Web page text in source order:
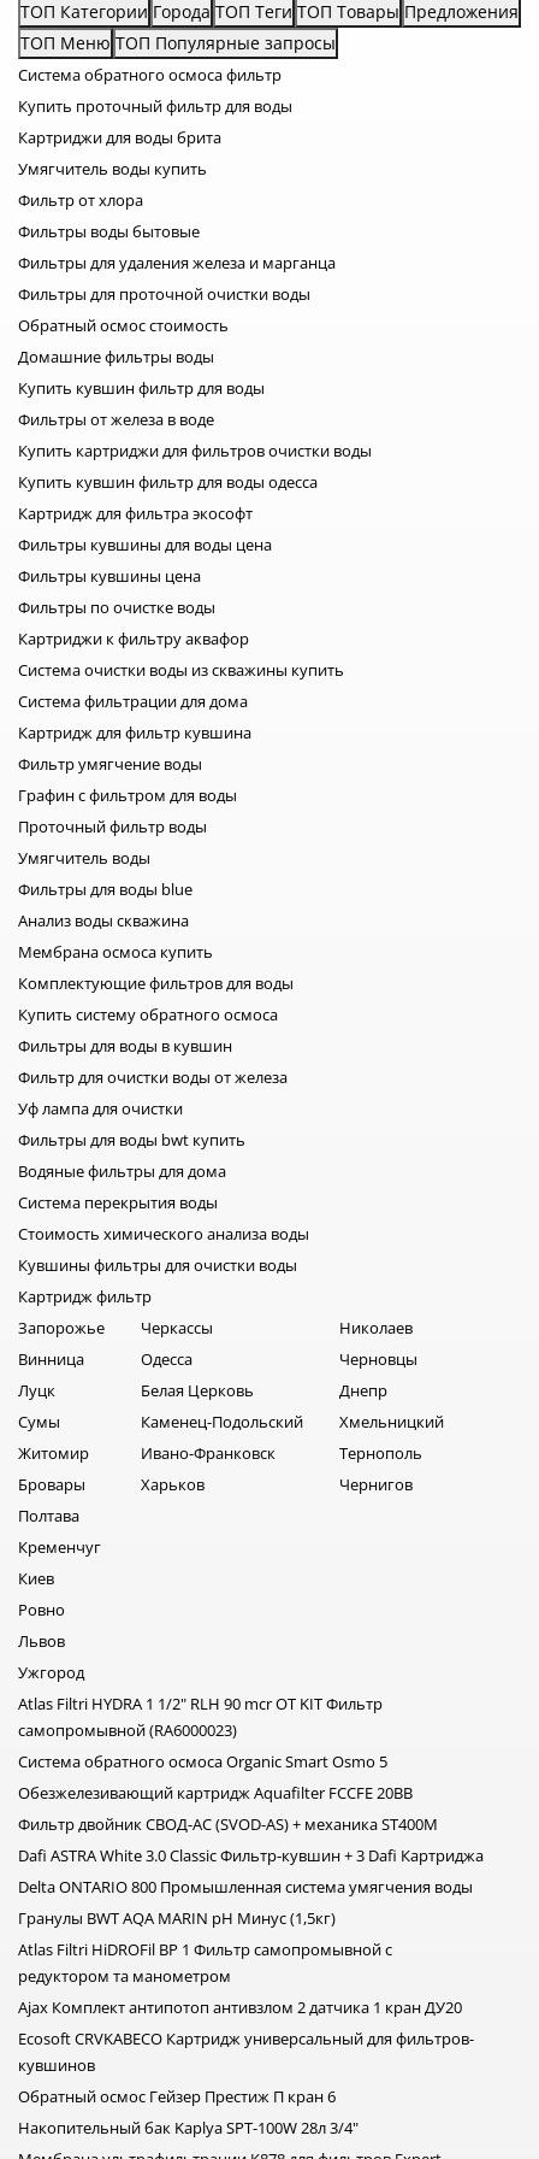
загрязнения вашей воды, а также
от картриджа, который вы
выберете. Более подробно
ознакомиться с инструкцией о
замене магистральных фильтров
самостоятельно вы можете по
характеристики AKVO 20 BB
ТОП Категории Города ТОП Теги ТОП Товары Предложения
ТОП Меню ТОП Популярные запросы
Система обратного осмоса фильтр
Купить проточный фильтр для воды
Картриджи для воды брита
Умягчитель воды купить
Фильтр от хлора
Фильтры воды бытовые
Фильтры для удаления железа и марганца
Фильтры для проточной очистки воды
Обратный осмос стоимость
Домашние фильтры воды
Купить кувшин фильтр для воды
Фильтры от железа в воде
Купить картриджи для фильтров очистки воды
Купить кувшин фильтр для воды одесса
Картридж для фильтра экософт
Фильтры кувшины для воды цена
Фильтры кувшины цена
Фильтры по очистке воды
Картриджи к фильтру аквафор
Система очистки воды из скважины купить
Система фильтрации для дома
Картридж для фильтр кувшина
Фильтр умягчение воды
Графин с фильтром для воды
Проточный фильтр воды
Умягчитель воды
Фильтры для воды blue
Анализ воды скважина
Мембрана осмоса купить
Комплектующие фильтров для воды
Купить систему обратного осмоса
Фильтры для воды в кувшин
Фильтр для очистки воды от железа
Уф лампа для очистки
Фильтры для воды bwt купить
Водяные фильтры для дома
Система перекрытия воды
Стоимость химического анализа воды
Кувшины фильтры для очистки воды
Картридж фильтр
Запорожье
Винница
Луцк
Сумы
Житомир
Бровары
Черкассы
Одесса
Белая Церковь
Каменец-Подольский
Ивано-Франковск
Харьков
Николаев
Черновцы
Днепр
Хмельницкий
Тернополь
Чернигов
Полтава
Кременчуг
Киев
Ровно
Львов
Ужгород
Atlas Filtri HYDRA 1 1/2" RLH 90 mcr OT KIT Фильтр
самопромывной (RA6000023)
Система обратного осмоса Organic Smart Osmo 5
Обезжелезивающий картридж Aquafilter FCCFE 20BB
Фильтр двойник СВОД-АС (SVOD-AS) + механика ST400М
Dafi ASTRA White 3.0 Classic Фильтр-кувшин + 3 Dafi Картриджа
Delta ONTARIO 800 Промышленная система умягчения воды
Гранулы BWT AQA MARIN pH Минус (1,5кг)
Atlas Filtri HiDROFil BP 1 Фильтр самопромывной с
редуктором та манометром
Ajax Комплект антипотоп антивзлом 2 датчика 1 кран ДУ20
Ecosoft CRVKABECO Картридж универсальный для фильтров-
кувшинов
Обратный осмос Гейзер Престиж П кран 6
Накопительный бак Kaplya SPT-100W 28л 3/4"